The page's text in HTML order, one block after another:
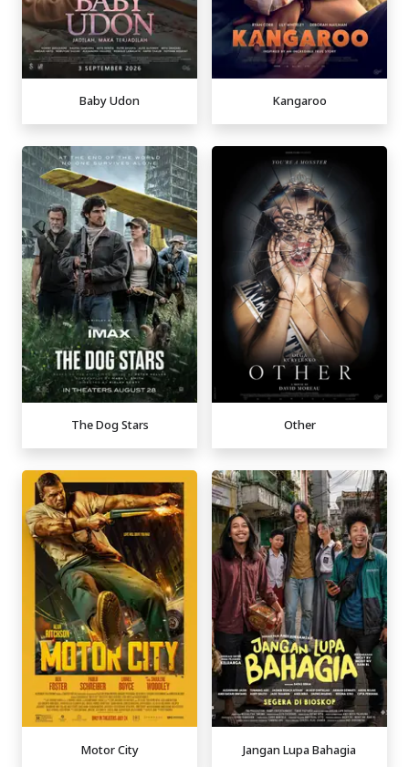
Baby Udon Kangaroo
The Dog Stars Other
Motor City Jangan Lupa Bahagia